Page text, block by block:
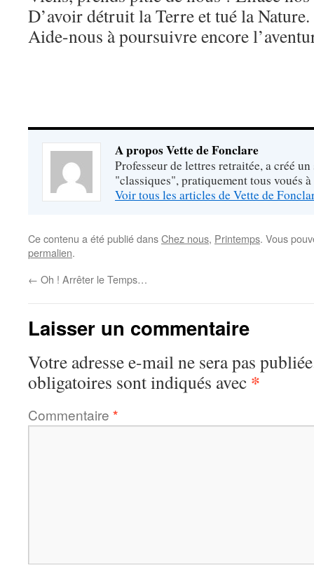
D’avoir détruit la Terre et tué la Nature.
Aide-nous à poursuivre encore
A propos Vette de Fonclare
Professeur de lettres retraitée, a créé
"classiques", pratiquement tous voués
Voir tous les articles de Vette de
Ce contenu a été publié dansChez nous, Printemps. Vous
permalien.
← Oh ! Arrêter le Temps…
Laisser un commentaire
Votre adresse e-mail ne sera pas
obligatoires sont indiqués avec *
Commentaire *